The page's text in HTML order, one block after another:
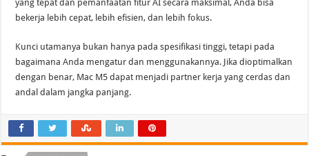
yang tepat dan pemanfaatan fitur AI secara maksimal, Anda bisa
bekerja lebih cepat, lebih efisien, dan lebih fokus.
Kunci utamanya bukan hanya pada spesifikasi tinggi, tetapi pada
bagaimana Anda mengatur dan menggunakannya. Jika dioptimalkan
dengan benar, Mac M5 dapat menjadi partner kerja yang cerdas dan
andal dalam jangka panjang.